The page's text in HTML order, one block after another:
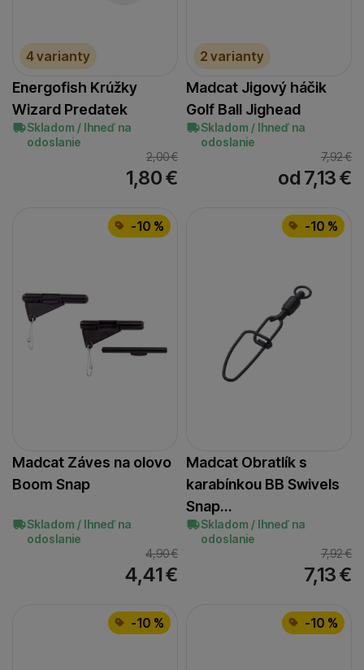
4 varianty
Energofish Krúžky
Wizard Predatek
Skladom / Ihneď na
odoslanie
2,00€
1,80€
2 varianty
Madcat Jigový háčik
Golf Ball Jighead
Skladom / Ihneď na
odoslanie
7,92€
od 7,13€
-10 %
Madcat Záves na olovo
Boom Snap
Skladom / Ihneď na
odoslanie
4,90€
4,41€
-10 %
Madcat Obratlík s
karabínkou BB Swivels
Snap…
Skladom / Ihneď na
odoslanie
7,92€
7,13€
-10 % -10 %